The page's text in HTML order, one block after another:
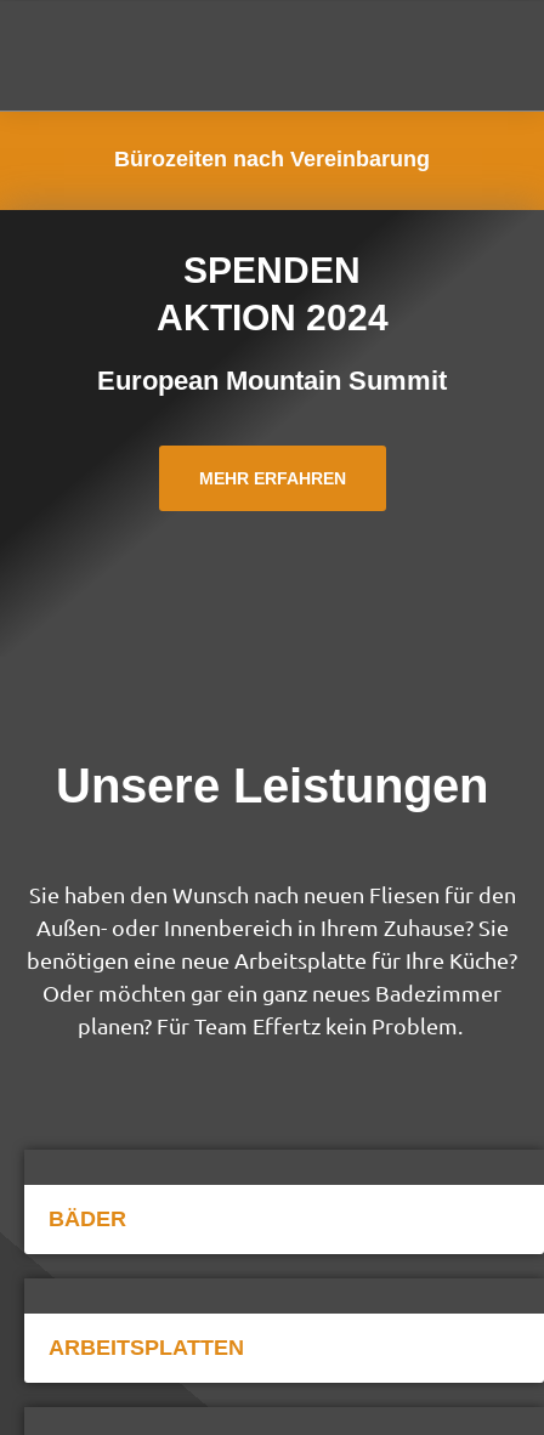
Bürozeiten nach Vereinbarung
SPENDEN
AKTION 2024
European Mountain Summit
MEHR ERFAHREN
Unsere Leistungen
Sie haben den Wunsch nach neuen Fliesen für den
Außen- oder Innenbereich in Ihrem Zuhause? Sie
benötigen eine neue Arbeitsplatte für Ihre Küche?
Oder möchten gar ein ganz neues Badezimmer
planen? Für Team Effertz kein Problem.
BÄDER
ARBEITSPLATTEN